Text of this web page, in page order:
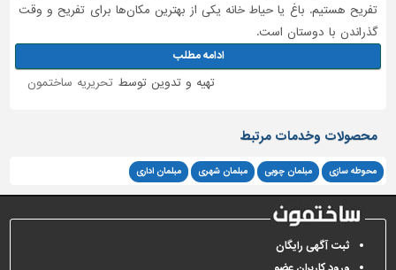
تفریح هستیم. باغ یا حیاط خانه یکی از بهترین مکان‌ها برای تفریح و وقت
گذراندن با دوستان است.
ادامه مطلب
تهیه و تدوین توسط تحریریه ساختمون
محصولات وخدمات مرتبط
محوطه سازی مبلمان چوبی مبلمان شهری مبلمان اداری
ثبت آگهی رایگان